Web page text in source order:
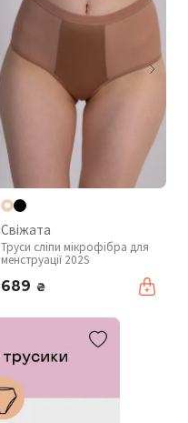
Свіжата
Труси сліпи мікрофібра для
менструації 202S
689 ₴